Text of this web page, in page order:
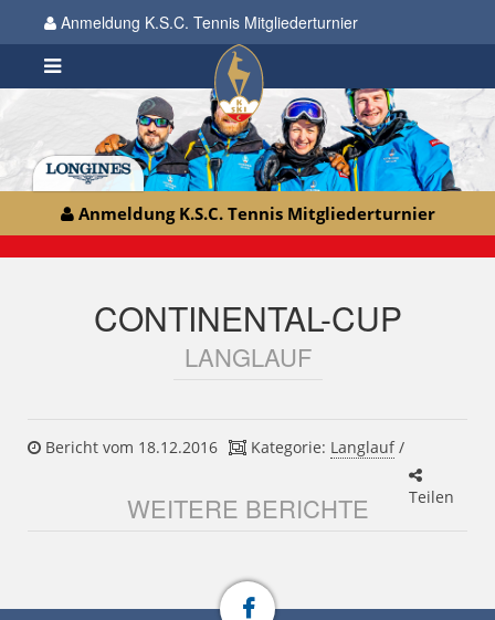
Anmeldung K.S.C. Tennis Mitgliederturnier
Anmeldung K.S.C. Tennis Mitgliederturnier
CONTINENTAL-CUP
LANGLAUF
Bericht vom 18.12.2016 Kategorie: Langlauf/
Teilen
WEITERE BERICHTE